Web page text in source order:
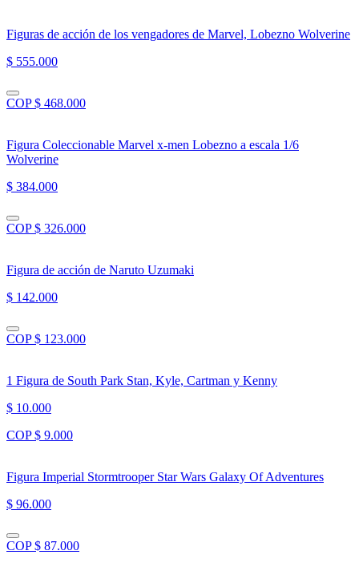
Figuras de acción de los vengadores de Marvel, Lobezno Wolverine
$ 555.000
COP $ 468.000
Figura Coleccionable Marvel x-men Lobezno a escala 1/6
Wolverine
$ 384.000
COP $ 326.000
Figura de acción de Naruto Uzumaki
$ 142.000
COP $ 123.000
1 Figura de South Park Stan, Kyle, Cartman y Kenny
$ 10.000
COP $ 9.000
Figura Imperial Stormtrooper Star Wars Galaxy Of Adventures
$ 96.000
COP $ 87.000